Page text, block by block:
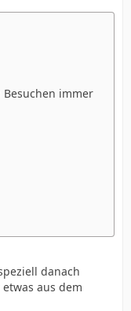
Besuchen immer
danach
aus dem